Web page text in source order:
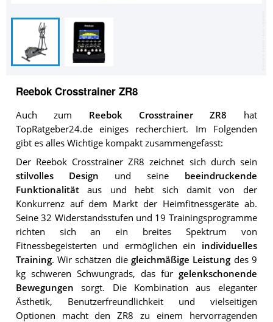
Reebok Crosstrainer ZR8
Auch zum Reebok Crosstrainer ZR8 hat
TopRatgeber24.de einiges recherchiert. Im Folgenden
gibt es alles Wichtige kompakt zusammengefasst:
Der Reebok Crosstrainer ZR8 zeichnet sich durch sein
stilvolles Design und seine beeindruckende
Funktionalitätaus und hebt sich damit von der
Konkurrenz auf dem Markt der Heimfitnessgeräte ab.
Seine 32 Widerstandsstufen und 19 Trainingsprogramme
richten sich an ein breites Spektrum von
Fitnessbegeisterten und ermöglichen ein individuelles
Training. Wir schätzen die gleichmäßige Leistung des 9
kg schweren Schwungrads, das für gelenkschonende
Bewegungen sorgt. Die Kombination aus eleganter
Ästhetik, Benutzerfreundlichkeit und vielseitigen
Optionen macht den ZR8 zu einem hervorragenden